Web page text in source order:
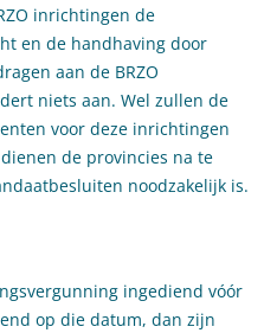
inrichtingen de
en de handhaving door
aan de BRZO
niets aan. Wel zullen de
voor deze inrichtingen
de provincies na te
noodzakelijk is.
ingediend vóór
op die datum, dan zijn